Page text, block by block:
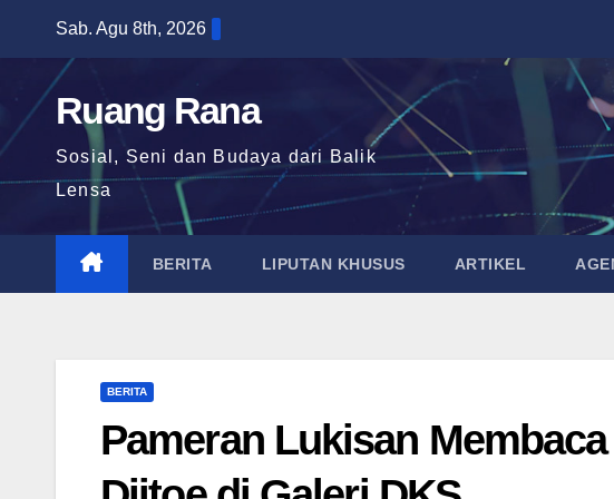
content
Sab. Agu 8th, 2026
Ruang Rana
Sosial, Seni dan Budaya dari Balik
Lensa
BERITA LIPUTAN KHUSUS ARTIKEL
BERITA
Pameran Lukisan